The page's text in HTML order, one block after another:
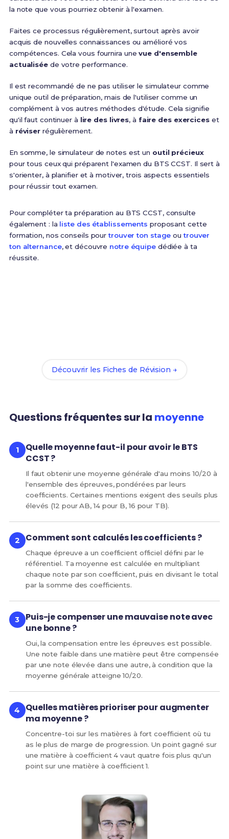
la note que vous pourriez obtenir à l'examen.
Faites ce processus régulièrement, surtout après avoir
acquis de nouvelles connaissances ou amélioré vos
compétences. Cela vous fournira unevue d'ensemble
actualiséede votre performance.
Il est recommandé de ne pas utiliser le simulateur comme
unique outil de préparation, mais de l'utiliser comme un
complément à vos autres méthodes d'étude. Cela signifie
qu'il faut continuer à lire des livres, à faire des exerciceset
à réviser régulièrement.
En somme, le simulateur de notes est un outil précieux
pour tous ceux qui préparent l'examen du BTS CCST. Il sert à
s'orienter, à planifier et à motiver, trois aspects essentiels
pour réussir tout examen.
Pour compléter ta préparation au BTS CCST, consulte
également : la liste des établissements proposant cette
formation, nos conseils pourtrouver ton stage outrouver
ton alternance, et découvre notre équipedédiée à ta
réussite.
Découvrir les Fiches de Révision →
Questions fréquentes sur la moyenne
Quelle moyenne faut-il pour avoir le BTS
CCST ?
Il faut obtenir une moyenne générale d'au moins 10/20 à
l'ensemble des épreuves, pondérées par leurs
coefficients. Certaines mentions exigent des seuils plus
élevés (12 pour AB, 14 pour B, 16 pour TB).
Comment sont calculés les coefficients ?
Chaque épreuve a un coefficient officiel défini par le
référentiel. Ta moyenne est calculée en multipliant
chaque note par son coefficient, puis en divisant le total
par la somme des coefficients.
Puis-je compenser une mauvaise note avec
une bonne ?
Oui, la compensation entre les épreuves est possible.
Une note faible dans une matière peut être compensée
par une note élevée dans une autre, à condition que la
moyenne générale atteigne 10/20.
Quelles matières prioriser pour augmenter
ma moyenne ?
Concentre-toi sur les matières à fort coefficient où tu
as le plus de marge de progression. Un point gagné sur
une matière à coefficient 4 vaut quatre fois plus qu'un
point sur une matière à coefficient 1.